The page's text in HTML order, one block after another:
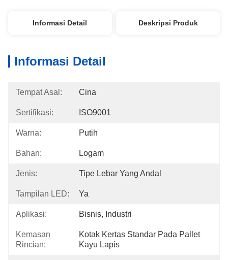
Informasi Detail Deskripsi Produk
Informasi Detail
Tempat Asal: Cina
Sertifikasi: ISO9001
Warna: Putih
Bahan: Logam
Jenis: Tipe Lebar Yang Andal
Tampilan LED: Ya
Aplikasi: Bisnis, Industri
Kemasan
Rincian:
Kotak Kertas Standar Pada Pallet
Kayu Lapis